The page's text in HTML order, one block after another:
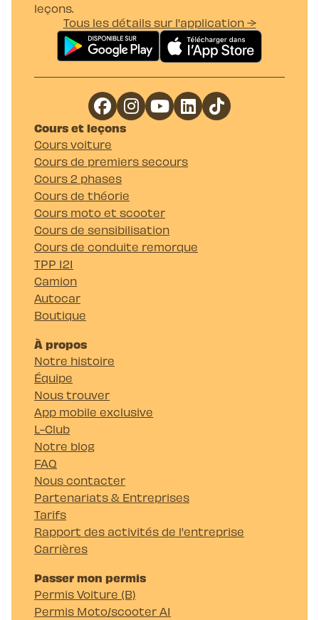
leçons.
Tous les détails sur l'application →
Cours et leçons
Cours voiture
Cours de premiers secours
Cours 2 phases
Cours de théorie
Cours moto et scooter
Cours de sensibilisation
Cours de conduite remorque
TPP 121
Camion
Autocar
Boutique
À propos
Notre histoire
Équipe
Nous trouver
App mobile exclusive
L-Club
Notre blog
FAQ
Nous contacter
Partenariats & Entreprises
Tarifs
Rapport des activités de l'entreprise
Carrières
Passer mon permis
Permis Voiture (B)
Permis Moto/scooter A1